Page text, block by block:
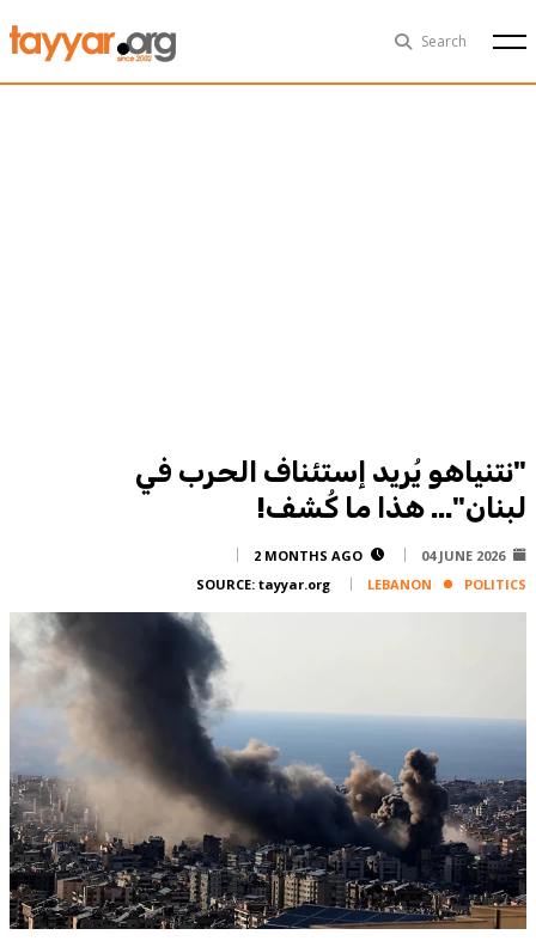
Search
Fri, Aug 7th 29°C
Contact
FPM
Services
Polls
Jobs
Writers
Legal
Privacy Policy
"نتنياهو يُريد إستئناف الحرب في
لبنان"... هذا ما كُشف!
04 JUNE 2026
2 MONTHS AGO
LEBANON
POLITICS
SOURCE: tayyar.org